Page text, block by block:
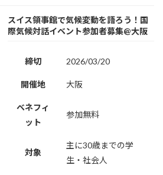
スイス領事館で気候変動を語ろう！国
際気候対話イベント参加者募集@大阪
締切 2026/03/20
開催地 大阪
ベネフィ
ット
参加無料
対象
主に30歳までの学
生・社会人